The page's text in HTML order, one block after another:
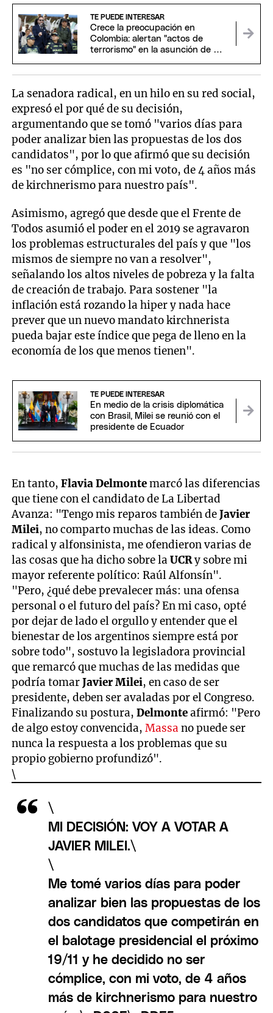
TE PUEDE INTERESAR
Crece la preocupación en
Colombia: alertan "actos de
terrorismo" en la asunción de De
La senadora radical, en un hilo en su red social,
expresó el por qué de su decisión,
argumentando que se tomó "varios días para
poder analizar bien las propuestas de los dos
candidatos", por lo que afirmó que su decisión
es "no ser cómplice, con mi voto, de 4 años más
de kirchnerismo para nuestro país".
Asimismo, agregó que desde que el Frente de
Todos asumió el poder en el 2019 se agravaron
los problemas estructurales del país y que "los
mismos de siempre no van a resolver",
señalando los altos niveles de pobreza y la falta
de creación de trabajo. Para sostener "la
inflación está rozando la hiper y nada hace
prever que un nuevo mandato kirchnerista
pueda bajar este índice que pega de lleno en la
economía de los que menos tienen".
TE PUEDE INTERESAR
En medio de la crisis diplomática
con Brasil, Milei se reunió con el
presidente de Ecuador
En tanto,Flavia Delmontemarcó las diferencias
que tiene con el candidato de La Libertad
Avanza: "Tengo mis reparos también deJavier
Milei, no comparto muchas de las ideas. Como
radical y alfonsinista, me ofendieron varias de
las cosas que ha dicho sobre la UCRy sobre mi
mayor referente político: Raúl Alfonsín".
"Pero, ¿qué debe prevalecer más: una ofensa
personal o el futuro del país? En mi caso, opté
por dejar de lado el orgullo y entender que el
bienestar de los argentinos siempre está por
sobre todo", sostuvo la legisladora provincial
que remarcó que muchas de las medidas que
podría tomarJavier Milei, en caso de ser
presidente, deben ser avaladas por el Congreso.
Finalizando su postura,Delmonteafirmó: "Pero
de algo estoy convencida,Massa no puede ser
nunca la respuesta a los problemas que su
propio gobierno profundizó".
\
\
MI DECISIÓN: VOY A VOTAR A
JAVIER MILEI.\
\
Me tomé varios días para poder
analizar bien las propuestas de los
dos candidatos que competirán en
el balotage presidencial el próximo
19/11 y he decidido no ser
cómplice, con mi voto, de 4 años
más de kirchnerismo para nuestro